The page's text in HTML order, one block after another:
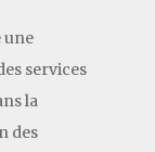
une
services
la
des